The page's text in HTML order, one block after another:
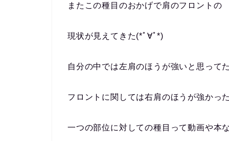
またこの種目のおかげで肩のフロントの
現状が見えてきた(*ﾟ∀ﾟ*)
自分の中では左肩のほうが強いと思って
フロントに関しては右肩のほうが強かっ
一つの部位に対しての種目って動画や本